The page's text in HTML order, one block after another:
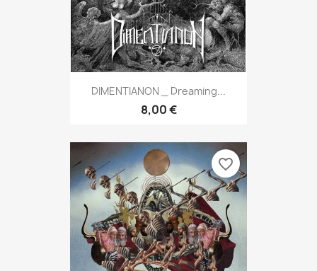
DIMENTIANON _ Dreaming...
8,00 €
favorite_border